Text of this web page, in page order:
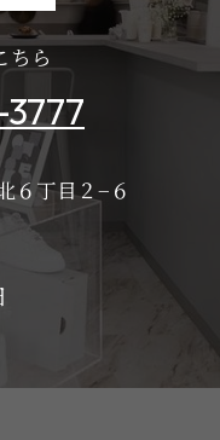
ちら
６丁目２−６